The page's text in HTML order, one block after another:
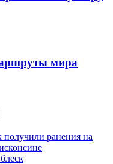
мира
получили ранения на